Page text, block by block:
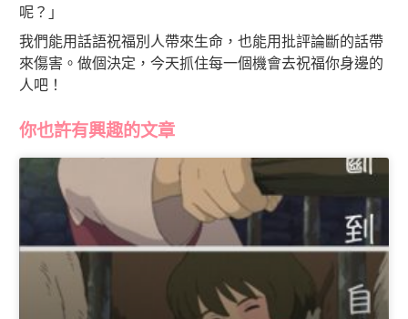
呢？」
我們能用話語祝福別人帶來生命，也能用批評論斷的話帶
來傷害。做個決定，今天抓住每一個機會去祝福你身邊的
人吧！
你也許有興趣的文章